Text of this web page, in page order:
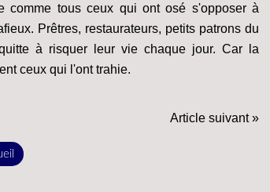
comme tous ceux qui ont osé s'opposer à
Prêtres, restaurateurs, petits patrons du
à risquer leur vie chaque jour. Car la
ceux qui l'ont trahie.
Article suivant »